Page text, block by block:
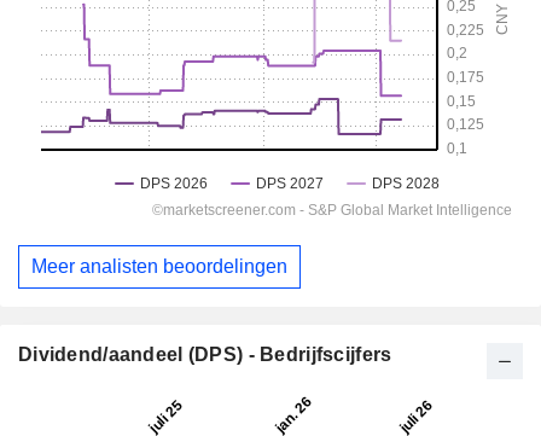
Meer analisten beoordelingen
Dividend/aandeel (DPS) - Bedrijfscijfers